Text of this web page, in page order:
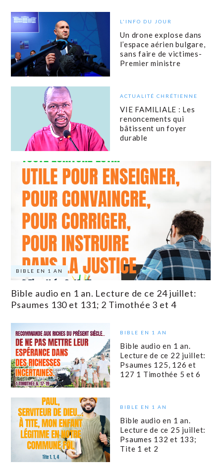
L'INFO DU JOUR
Un drone explose dans
l’espace aérien bulgare,
sans faire de victimes-
Premier ministre
ACTUALITÉ CHRÉTIENNE
VIE FAMILIALE : Les
renoncements qui
bâtissent un foyer
durable
BIBLE EN 1 AN
Bible audio en 1 an. Lecture de ce 24 juillet:
Psaumes 130 et 131; 2 Timothée 3 et 4
BIBLE EN 1 AN
Bible audio en 1 an.
Lecture de ce 22 juillet:
Psaumes 125, 126 et
127 1 Timothée 5 et 6
BIBLE EN 1 AN
Bible audio en 1 an.
Lecture de ce 25 juillet:
Psaumes 132 et 133;
Tite 1 et 2